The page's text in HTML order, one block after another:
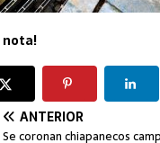
nota!
ANTERIOR
Se coronan chiapanecos